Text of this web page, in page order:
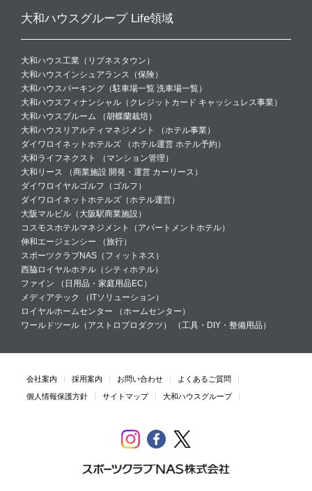
大和ハウスグループLife領域
大和ハウス工業（ リブネスタウン ）
大和ハウスインシュアランス（保険）
大和ハウスパーキング（駐車場一覧 洗車場一覧）
大和ハウスフィナンシャル（ クレジットカード キャッシュレス事業）
大和ハウスブルーム （胡蝶蘭栽培）
大和ハウスリアルティマネジメント （ホテル事業）
ダイワロイネットホテルズ （ホテル運営 ホテル予約）
大和ライフネクスト （ マンション管理 ）
大和リース （商業施設 開発・運営 カーリース ）
ダイワロイヤルゴルフ（ ゴルフ ）
ダイワロイネットホテルズ（ホテル運営）
大阪マルビル（ 大阪駅商業施設 ）
コスモスホテルマネジメント（ アパートメントホテル）
伸和エージェンシー （旅行）
スポーツクラブNAS（ フィットネス ）
西脇ロイヤルホテル（ シティホテル）
ファイン （ 日用品・家庭用品EC ）
メディアテック （ ITソリューション ）
ロイヤルホームセンター （ホームセンター ）
ワールドツール（アストロプロダクツ） （工具・DIY・整備用品 ）
会社案内 採用案内 お問い合わせ よくあるご質問
個人情報保護方針 サイトマップ 大和ハウスグループ